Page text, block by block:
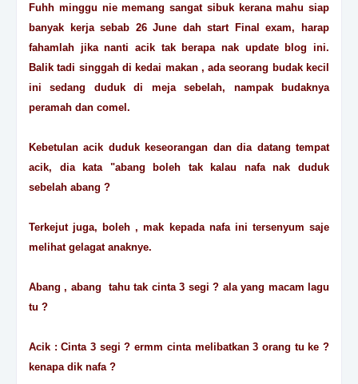
Fuhh minggu nie memang sangat sibuk kerana mahu siap
banyak kerja sebab 26 June dah start Final exam, harap
fahamlah jika nanti acik tak berapa nak update blog ini.
Balik tadi singgah di kedai makan , ada seorang budak kecil
ini sedang duduk di meja sebelah, nampak budaknya
peramah dan comel.
Kebetulan acik duduk keseorangan dan dia datang tempat
acik, dia kata "abang boleh tak kalau nafa nak duduk
sebelah abang ?
Terkejut juga, boleh , mak kepada nafa ini tersenyum saje
melihat gelagat anaknye.
Abang , abang tahu tak cinta 3 segi ? ala yang macam lagu
tu ?
Acik : Cinta 3 segi ? ermm cinta melibatkan 3 orang tu ke ?
kenapa dik nafa ?